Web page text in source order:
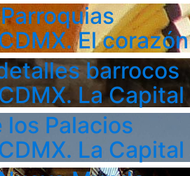
El
barrocos
La
los Palacios
La Capital